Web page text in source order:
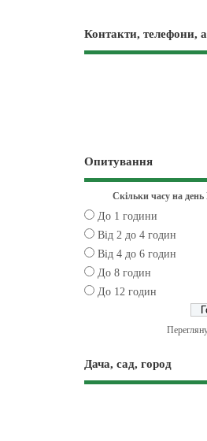
Контакти, телефони,
Опитування
Скільки часу на день
До 1 години
Від 2 до 4 годин
Від 4 до 6 годин
До 8 годин
До 12 годин
Дача, сад, город